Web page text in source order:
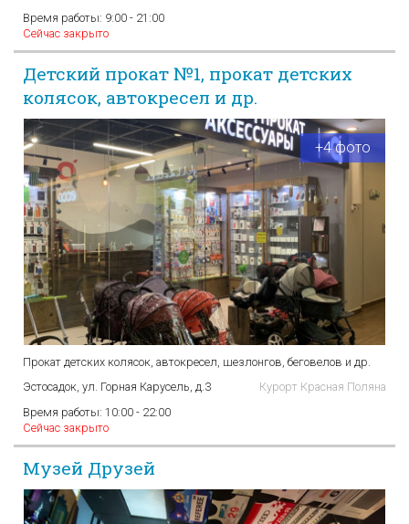
Время работы: 9:00 - 21:00
Сейчас закрыто
Детский прокат №1, прокат детских
колясок, автокресел и др.
+4 фото
Прокат детских колясок, автокресел, шезлонгов, беговелов и др.
Эстосадок, ул. Горная Карусель, д.3
Курорт Красная Поляна
Время работы: 10:00 - 22:00
Сейчас закрыто
Музей Друзей